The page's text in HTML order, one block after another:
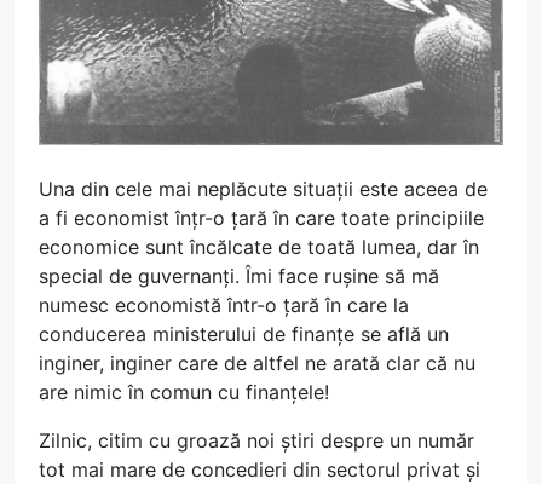
Una din cele mai neplăcute situații este aceea de
a fi economist înțr-o țară în care toate principiile
economice sunt încălcate de toată lumea, dar în
special de guvernanți. Îmi face rușine să mă
numesc economistă într-o țară în care la
conducerea ministerului de finanțe se află un
inginer, inginer care de altfel ne arată clar că nu
are nimic în comun cu finanțele!
Zilnic, citim cu groază noi știri despre un număr
tot mai mare de concedieri din sectorul privat și